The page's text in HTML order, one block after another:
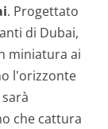
. Progettato
di Dubai,
miniatura ai
l'orizzonte
che cattura